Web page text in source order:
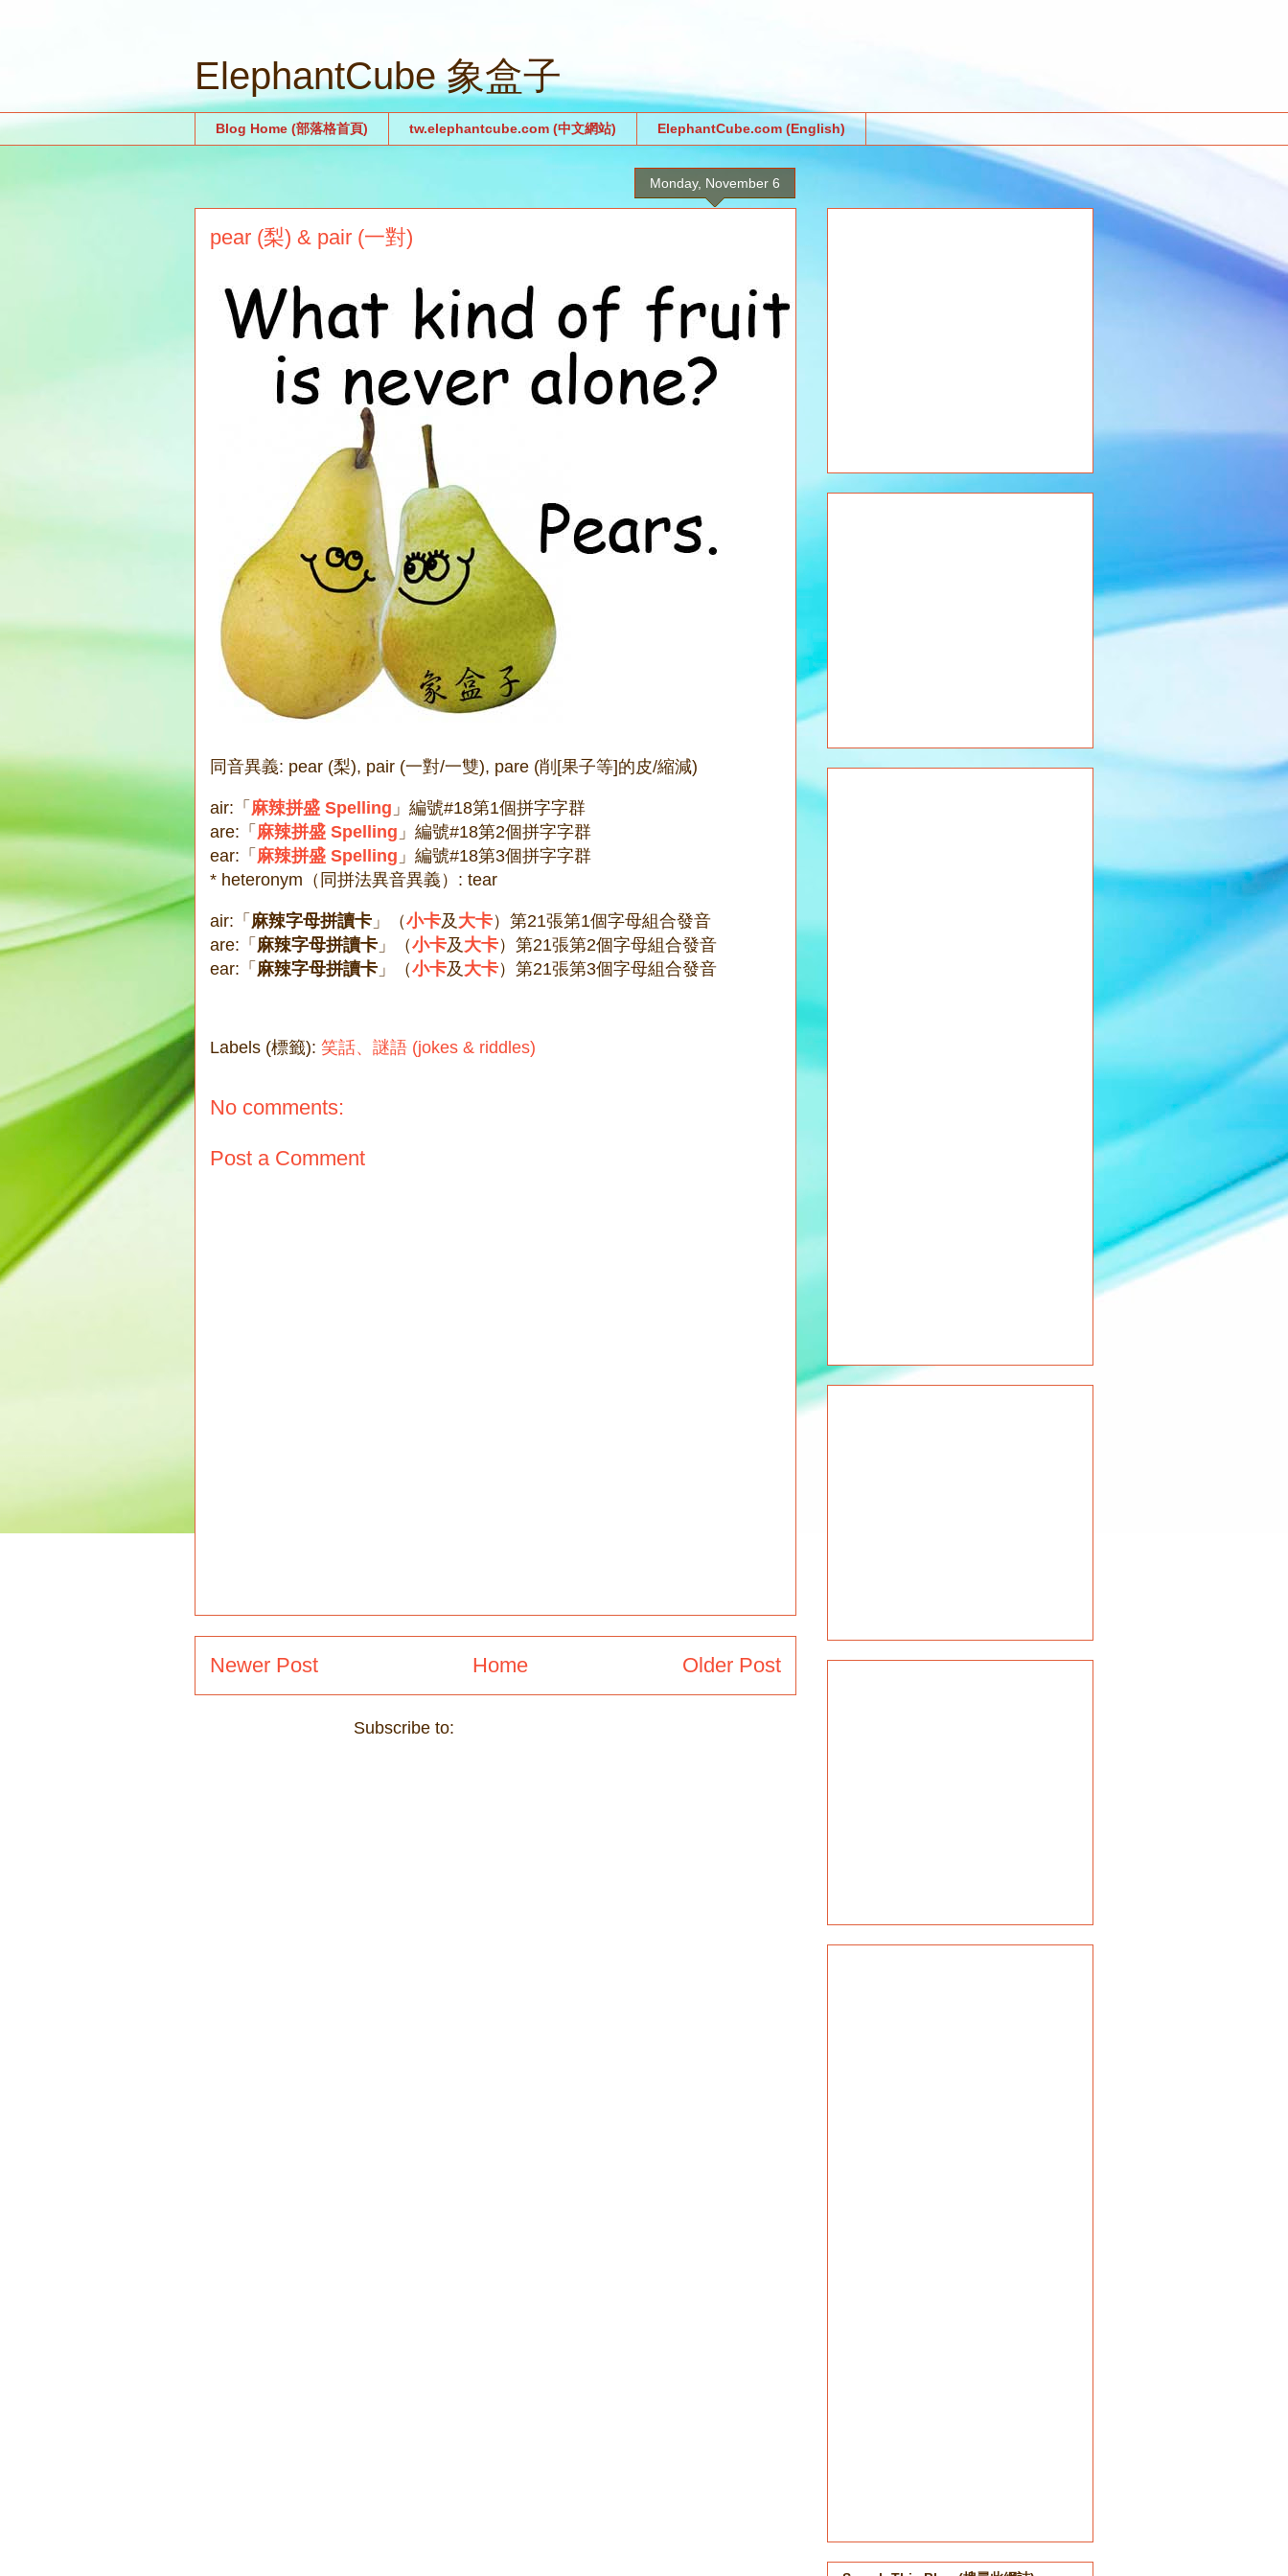
ElephantCube 象盒子
Blog Home (部落格首頁) tw.elephantcube.com (中文網站) ElephantCube.com (English)
Monday, November 6
pear (梨) & pair (一對)
同音異義: pear (梨), pair (一對/一雙), pare (削[果子等]的皮/縮減)
air:「 麻辣拼盛 Spelling 」編號#18第1個拼字字群
are:「 麻辣拼盛 Spelling 」編號#18第2個拼字字群
ear:「 麻辣拼盛 Spelling 」編號#18第3個拼字字群
* heteronym（同拼法異音異義）: tear
air:「 麻辣字母拼讀卡 」（小卡及 大卡）第21張第1個字母組合發音
are:「 麻辣字母拼讀卡 」（小卡及 大卡）第21張第2個字母組合發音
ear:「 麻辣字母拼讀卡 」（小卡及 大卡）第21張第3個字母組合發音
Labels (標籤): 笑話、謎語 (jokes & riddles)
No comments:
Post a Comment
Newer Post Older Post
Home
Subscribe to: